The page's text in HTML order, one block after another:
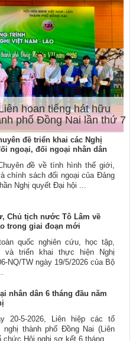
hoan tiếng hát hữu
phố Đồng Nai lần thứ 7
đề triển khai các Nghị
ngoại, đối ngoại nhân dân
đề về tình hình thế giới,
chính sách đối ngoại của Đảng
Nghị quyết Đại hội ...
Chủ tịch nước Tô Lâm về
trong giai đoạn mới
quốc nghiên cứu, học tập,
và triển khai thực hiện Nghị
NQ/TW ngày 19/5/2026 của Bộ
nhân dân 6 tháng đầu năm
20-5-2026, Liên hiệp các tổ
thành phố Đồng Nai (Liên
chức Hội nghị sơ kết 6 tháng ...